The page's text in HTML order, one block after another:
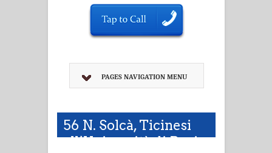
PAGES NAVIGATION MENU
56 N. Solcà, Ticinesi
all’Università di Pavia